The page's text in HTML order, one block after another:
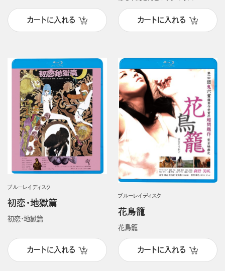
カートに入れる カートに入れる
ブルーレイディスク
初恋・地獄篇
初恋・地獄篇
カートに入れる
ブルーレイディスク
花鳥籠
花鳥籠
カートに入れる